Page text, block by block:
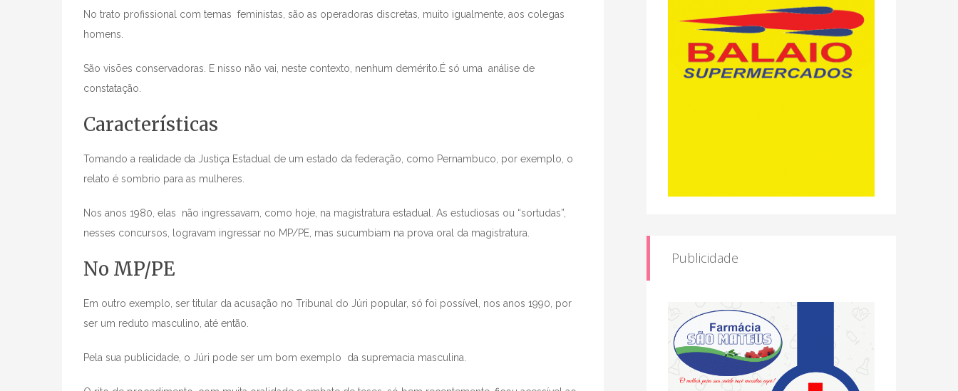
No trato profissional com temas feministas, são as operadoras discretas, muito igualmente, aos colegas
homens.
São visões conservadoras. E nisso não vai, neste contexto, nenhum demérito.É só uma análise de
constatação.
Características
Tomando a realidade da Justiça Estadual de um estado da federação, como Pernambuco, por exemplo, o
relato é sombrio para as mulheres.
Nos anos 1980, elas não ingressavam, como hoje, na magistratura estadual. As estudiosas ou “sortudas”,
nesses concursos, logravam ingressar no MP/PE, mas sucumbiam na prova oral da magistratura.
No MP/PE
Em outro exemplo, ser titular da acusação no Tribunal do Júri popular, só foi possível, nos anos 1990, por
ser um reduto masculino, até então.
Pela sua publicidade, o Júri pode ser um bom exemplo da supremacia masculina.
Publicidade